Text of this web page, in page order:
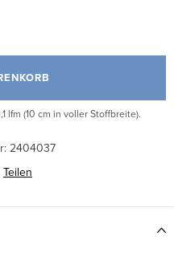
lfm (10 cm in voller Stoffbreite).
2404037
Teilen